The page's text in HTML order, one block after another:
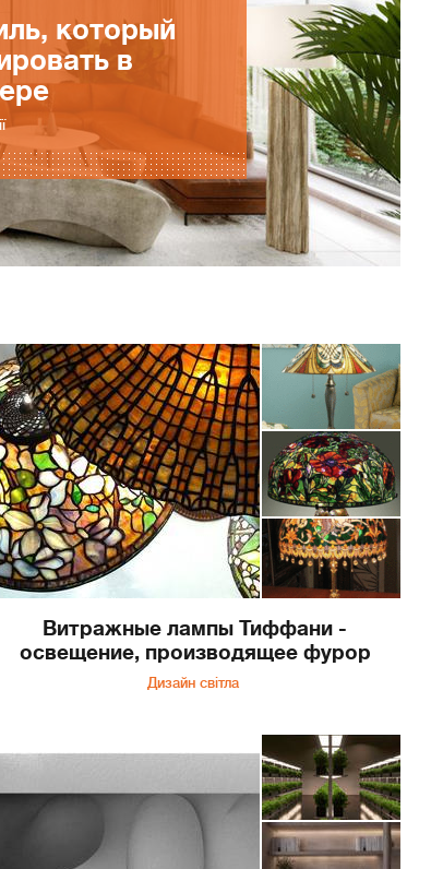
который
в
Витражные лампы Тиффани -
освещение, производящее фурор
Дизайн світла